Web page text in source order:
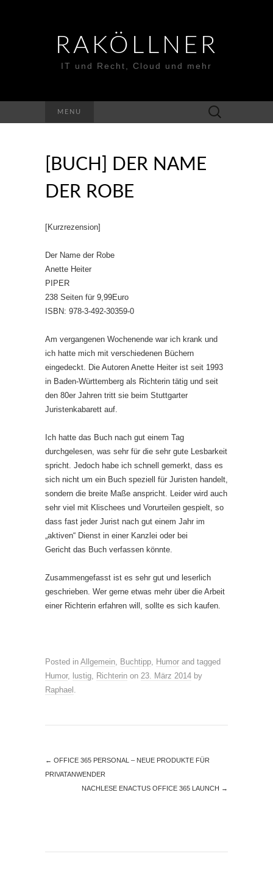
RAKÖLLNER
IT und Recht, Cloud und mehr
MENU
Suchen
nach:
[BUCH] DER NAME
DER ROBE
[Kurzrezension]
Der Name der Robe
Anette Heiter
PIPER
238 Seiten für 9,99Euro
ISBN: 978-3-492-30359-0
Am vergangenen Wochenende war ich krank und
ich hatte mich mit verschiedenen Büchern
eingedeckt. Die Autoren Anette Heiter ist seit 1993
in Baden-Württemberg als Richterin tätig und seit
den 80er Jahren tritt sie beim Stuttgarter
Juristenkabarett auf.
Ich hatte das Buch nach gut einem Tag
durchgelesen, was sehr für die sehr gute Lesbarkeit
spricht. Jedoch habe ich schnell gemerkt, dass es
sich nicht um ein Buch speziell für Juristen handelt,
sondern die breite Maße anspricht. Leider wird auch
sehr viel mit Klischees und Vorurteilen gespielt, so
dass fast jeder Jurist nach gut einem Jahr im
„aktiven“ Dienst in einer Kanzlei oder bei
Gericht das Buch verfassen könnte.
Zusammengefasst ist es sehr gut und leserlich
geschrieben. Wer gerne etwas mehr über die Arbeit
einer Richterin erfahren will, sollte es sich kaufen.
Posted in Allgemein, Buchtipp, Humor and tagged
Humor, lustig, Richterin on 23. März 2014 by
Raphael .
← OFFICE 365 PERSONAL – NEUE PRODUKTE FÜR
PRIVATANWENDER
NACHLESE ENACTUS OFFICE 365 LAUNCH →